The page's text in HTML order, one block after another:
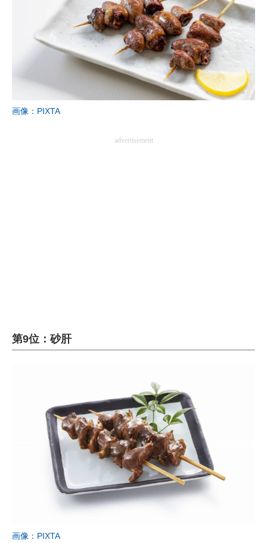
ビジネスと働き方のヒント
AI活用のいまが分かる
企業ITのトレンドを詳説
エネルギーの専門メディア
画像：PIXTA
advertisement
第9位：砂肝
画像：PIXTA